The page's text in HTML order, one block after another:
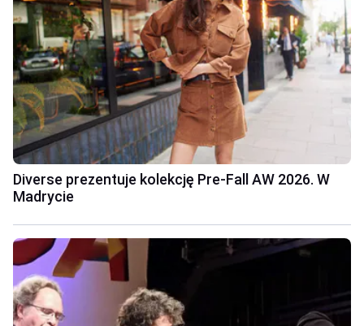
Diverse prezentuje kolekcję Pre-Fall AW 2026. W
Madrycie